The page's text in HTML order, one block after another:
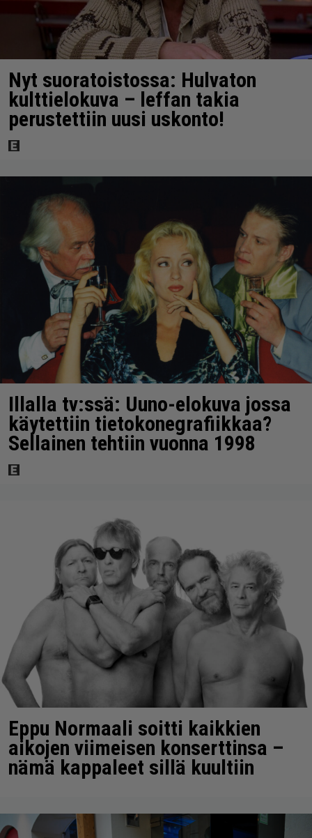
Nyt suoratoistossa: Hulvaton
kulttielokuva – leffan takia
perustettiin uusi uskonto!
Illalla tv:ssä: Uuno-elokuva jossa
käytettiin tietokonegrafiikkaa?
Sellainen tehtiin vuonna 1998
Eppu Normaali soitti kaikkien
aikojen viimeisen konserttinsa –
nämä kappaleet sillä kuultiin